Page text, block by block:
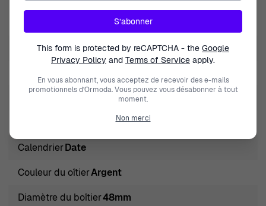
Aiguilles lumineuses, Luminous Numerals,
Couleur du braceletNoir
23mm
Lunette avec chiffres
CalendrierDate
Couleur du oîtierArgent
Diamètre du boîtier48mm
S’abonner
This form is protected by reCAPTCHA - the Google
Privacy Policy and Terms of Service apply.
En vous abonnant, vous acceptez de recevoir des e-mails
promotionnels d’Ormoda. Vous pouvez vous désabonner à tout
moment.
Non merci